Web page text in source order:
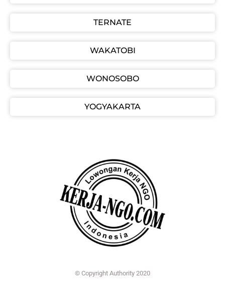
TERNATE
WAKATOBI
WONOSOBO
YOGYAKARTA
© Copyright Authority 2020